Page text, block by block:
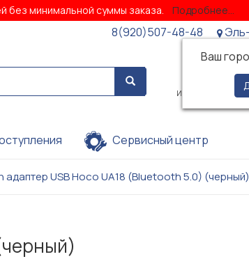
без минимальной суммы заказа. Подробнее...
8(920)507-48-48
Ваш
Избранное
Сервисный центр
USB Hoco UA18 (Bluetooth 5.0) (черный)